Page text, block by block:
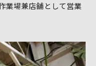
業場兼店舗として営業